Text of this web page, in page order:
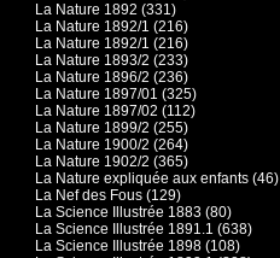
La Nature 1892 (331)
La Nature 1892/1 (216)
La Nature 1892/1 (216)
La Nature 1893/2 (233)
La Nature 1896/2 (236)
La Nature 1897/01 (325)
La Nature 1897/02 (112)
La Nature 1899/2 (255)
La Nature 1900/2 (264)
La Nature 1902/2 (365)
La Nature expliquée aux enfants (46)
La Nef des Fous (129)
La Science Illustrée 1883 (80)
La Science Illustrée 1891.1 (638)
La Science Illustrée 1898 (108)